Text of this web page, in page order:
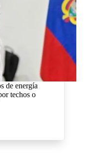
de energía
techos o